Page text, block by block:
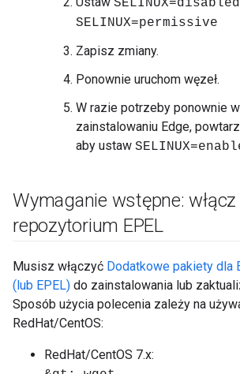
SELINUX=disabled
SELINUX=permissive
Zapisz zmiany.
Ponownie uruchom węzeł.
W razie potrzeby ponownie
zainstalowaniu Edge,
aby ustaw
Wymaganie wstępne: włącz
repozytorium EPEL
Musisz włączyć Dodatkowe pakiety dla
(lub EPEL) do zainstalowania lub
Sposób użycia polecenia zależy na
RedHat/CentOS:
RedHat/CentOS 7.x: